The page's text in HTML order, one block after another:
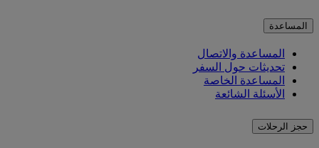
المساعدة
المساعدة والاتصال
تحديثات حول السفر
المساعدة الخاصة
الأسئلة الشائعة
حجز الرحلات